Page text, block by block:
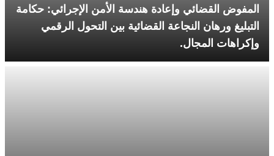
المفوض القضائي وإعادة هندسة الأمن الإجرائي: حكامة
التبليغ ورهان النجاعة القضائية بين التحول الرقمي
وإكراهات المجال.